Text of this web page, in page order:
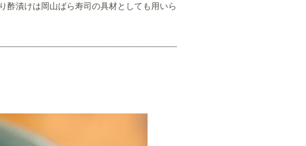
酢漬けは岡山ばら寿司の具材としても用いら